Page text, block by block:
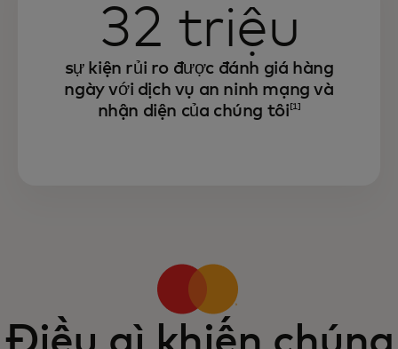
32 triệu
sự kiện rủi ro được đánh giá hàng
ngày với dịch vụ an ninh mạng và
nhận diện của chúng tôi [1]